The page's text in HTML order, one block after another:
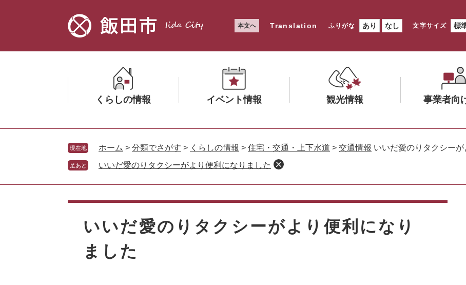
文
本文へ Translation ふりがな あり なし 文字サイズ 標
くらしの情報
ニ
ュ
ー
を
イベント情報
ニ
ー
を
く
観光情報
ニ
を
く
事業者向
ニ
を
く
現在地 ホーム > 分類でさがす > くらしの情報 > 住宅・交通・上下水道 > 交通情報 いいだ愛のりタクシー
足あと いいだ愛のりタクシーがより便利になりました
いいだ愛のりタクシーがより便利になり
ました